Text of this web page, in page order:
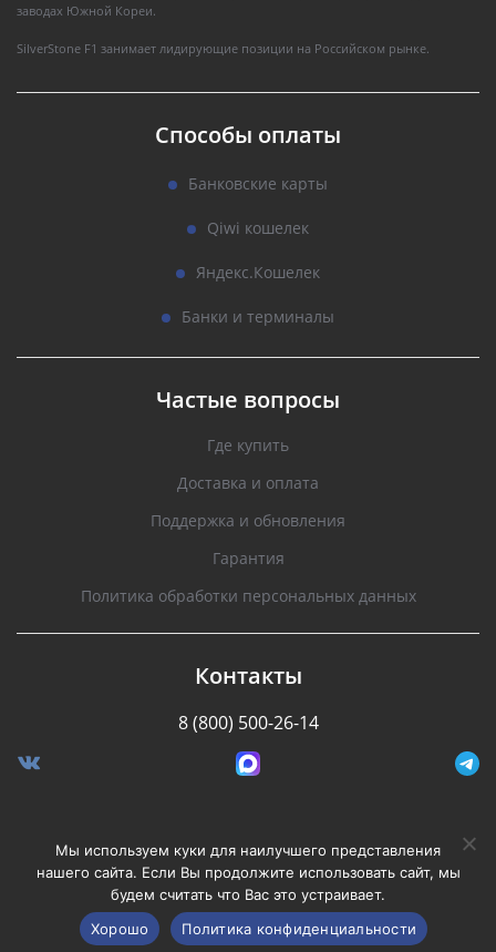
заводах Южной Кореи.
SilverStone F1 занимает лидирующие позиции на Российском рынке.
Способы оплаты
Банковские карты
Qiwi кошелек
Яндекс.Кошелек
Банки и терминалы
Частые вопросы
Где купить
Доставка и оплата
Поддержка и обновления
Гарантия
Политика обработки персональных данных
Контакты
8 (800) 500-26-14
Разработано Stormcorp
Copyright © 2008-2020, Silverstone F1. Все права
защищены.
Мы используем куки для наилучшего представления
нашего сайта. Если Вы продолжите использовать сайт, мы
будем считать что Вас это устраивает.
Хорошо
Политика конфиденциальности